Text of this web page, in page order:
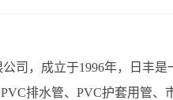
司，成立于1996年，日丰
排水管、PVC护套用管